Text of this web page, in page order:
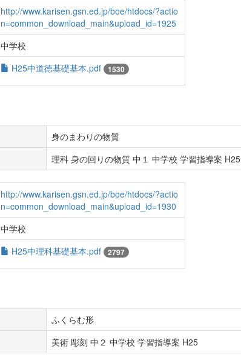
http://www.karisen.gsn.ed.jp/boe/htdocs/?actio
n=common_download_main&upload_id=1925
中学校
H25中道徳基礎基本.pdf 1530
身のまわりの物質
理科 身の回りの物質 中１ 中学校 学習指導案 H25
http://www.karisen.gsn.ed.jp/boe/htdocs/?actio
n=common_download_main&upload_id=1930
中学校
H25中理科基礎基本.pdf 2797
ふくらむ形
美術 彫刻 中２ 中学校 学習指導案 H25